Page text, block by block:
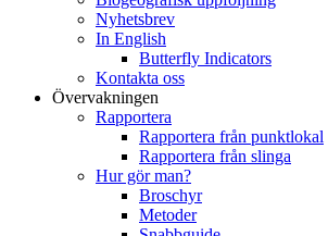
Nyhetsbrev
In English
Butterfly Indicators
Kontakta oss
Övervakningen
Rapportera
Rapportera från punktlokal
Rapportera från slinga
Hur gör man?
Broschyr
Metoder